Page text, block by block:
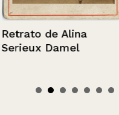
Retrato de Alina
Serieux Damel